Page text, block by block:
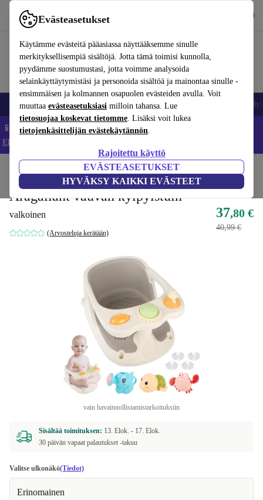
Evästeasetukset
Käytämme evästeitä pääasiassa näyttääksemme sinulle
merkityksellisempiä sisältöjä. Jotta tämä toimisi kunnolla,
pyydämme suostumustasi, jotta voimme analysoida
selainkäyttäytymistäsi ja personoida sisältöä ja mainontaa sinulle -
ensimmäisen ja kolmannen osapuolen evästeiden avulla. Voit
muuttaa evästeasetuksiasi milloin tahansa. Lue
tietosuojaa koskevat tietomme. Lisäksi voit lukea
tietojenkäsittelijän evästekäytännön.
Rajoitettu käyttö
EVÄSTEASETUKSET
HYVÄKSY KAIKKI EVÄSTEET
Käytä refurbed-palvelua nopeasti ja helposti
Matkapuhelimet ja älypuhelimet Kannettavat tietokoneet
📱 Säästä 5 % LISÄÄ iPhoneista – Koodi: IPHONEDEAL –
Ehdot ja säännöt
Potat ja pesut Kylpyistuimet
Aragallant vauvan kylpyistuin
valkoinen
(Arvosteluja kerätään)
37,80 €
40,99 €
vain havainnollistamistarkoituksiin
Sisältää toimituksen: 13. Elok. - 17. Elok.
30 päivän vapaat palautukset -takuu
Valitse ulkonäkö(Tiedot)
Erinomainen